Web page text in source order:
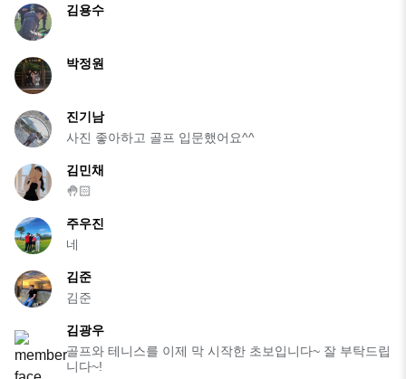
김용수
박정원
진기남
사진 좋아하고 골프 입문했어요^^
김민채
🤚🏻
주우진
네
김준
김준
김광우
골프와 테니스를 이제 막 시작한 초보입니다~ 잘 부탁드립
니다~!